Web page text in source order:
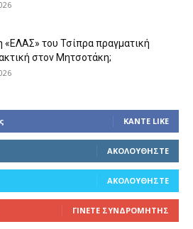
«ΕΛΑΣ» του Τσίπρα πραγματική
στον Μητσοτάκη;
ΚΆΝΤΕ LIKE
ΑΚΟΛΟΥΘΉΣΤΕ
ΑΚΟΛΟΥΘΉΣΤΕ
ΓΊΝΕΤΕ ΣΥΝΔΡΟΜΗΤΉΣ